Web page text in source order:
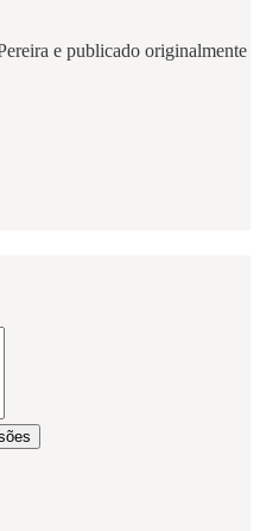
e publicado originalmente